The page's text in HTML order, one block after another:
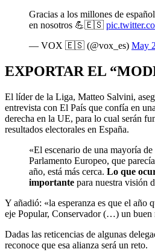
Gracias a los millones de
en nosotros 💪🇪🇸
— VOX 🇪🇸 (@vox_es) May
EXPORTAR EL
El líder de la Liga, Matteo Salvini,
entrevista con El País que confía en
derecha en la UE, para lo cual serán
resultados electorales en España.
«El escenario de una mayoría
Parlamento Europeo, que
año, está más cerca. Lo que
importante para nuestra visión
Y añadió: «la esperanza es que el año
eje Popular, Conservador (…) un buen
Dadas las reticencias de algunas
reconoce que esa alianza será un reto.